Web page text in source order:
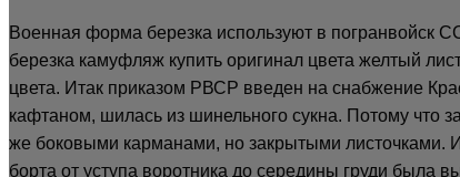
Военная форма березка используют в погранвойск
березка камуфляж купить оригинал цвета желтый
цвета. Итак приказом РВСР введен на снабжение
кафтаном, шилась из шинельного сукна. Потому что
же боковыми карманами, но закрытыми листочками.
борта от уступа воротника до середины груди была